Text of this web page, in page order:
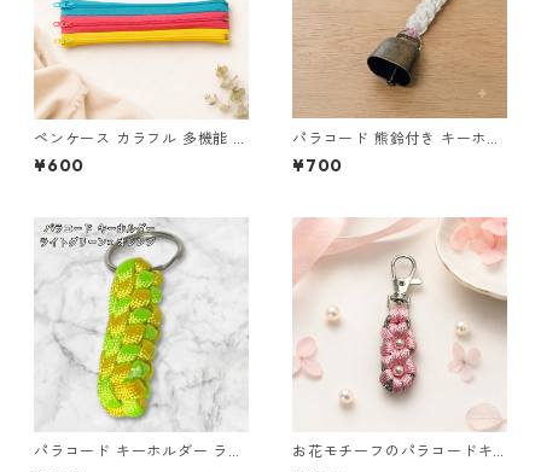
ペンケース カラフル 多機能 筆
箱 ファスナー6本 s12
¥600
パラコード 熊鈴付き キーホル
ダー ホワイト×ピンク 編み込
み S42 アウトドア
¥700
パラコード キーホルダー ライ
お花モチーフのパラコードキ